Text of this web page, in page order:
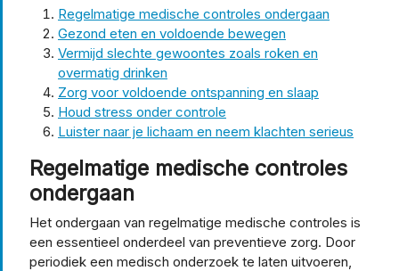
Regelmatige medische controles ondergaan
Gezond eten en voldoende bewegen
Vermijd slechte gewoontes zoals roken en
overmatig drinken
Zorg voor voldoende ontspanning en slaap
Houd stress onder controle
Luister naar je lichaam en neem klachten serieus
Regelmatige medische controles
ondergaan
Het ondergaan van regelmatige medische controles is
een essentieel onderdeel van preventieve zorg. Door
periodiek een medisch onderzoek te laten uitvoeren,